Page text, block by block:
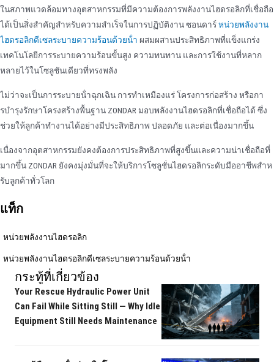
ในสภาพแวดล้อมทางอุตสาหกรรมที่มีความต้องการพลังงานไฮดรอลิกที่เชื่อถือ
ได้เป็นสิ่งสําคัญสําหรับความสําเร็จในการปฏิบัติงาน ซอนดาร์หน่วยพลังงาน
ไฮดรอลิกดีเซลระบายความร้อนด้วยน้ํา ผสมผสานประสิทธิภาพที่แข็งแกร่ง
เทคโนโลยีการระบายความร้อนขั้นสูง ความทนทาน และการใช้งานที่หลาก
หลายไว้ในโซลูชันเดียวที่ทรงพลัง
ไม่ว่าจะเป็นการระบายน้ําฉุกเฉิน การทําเหมืองแร่ โครงการก่อสร้าง หรือกา
รบํารุงรักษาโครงสร้างพื้นฐาน ZONDAR มอบพลังงานไฮดรอลิกที่เชื่อถือได้ ซึ่ง
ช่วยให้ลูกค้าทํางานได้อย่างมีประสิทธิภาพ ปลอดภัย และต่อเนื่องมากขึ้น
เนื่องจากอุตสาหกรรมยังคงต้องการประสิทธิภาพที่สูงขึ้นและความน่าเชื่อถือที่
มากขึ้น ZONDAR ยังคงมุ่งมั่นที่จะให้บริการโซลูชั่นไฮดรอลิกระดับมืออาชีพสําห
รับลูกค้าทั่วโลก
แท็ก
หน่วยพลังงานไฮดรอลิก
หน่วยพลังงานไฮดรอลิกดีเซลระบายความร้อนด้วยน้ํา
กระทู้ที่เกี่ยวข้อง
Your Rescue Hydraulic Power Unit
Can Fail While Sitting Still — Why Idle
Equipment Still Needs Maintenance